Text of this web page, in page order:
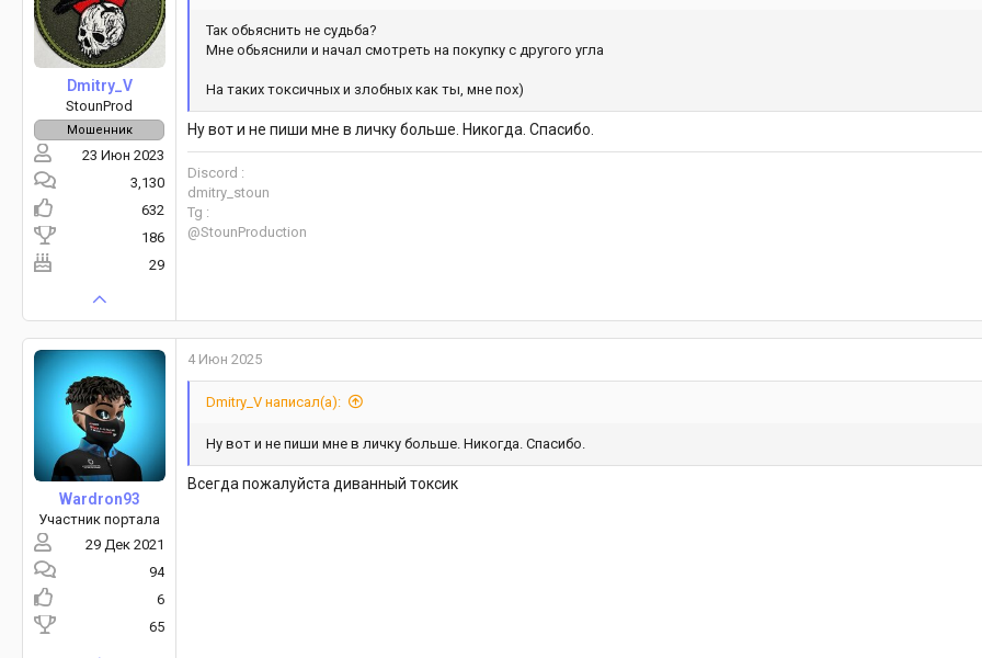
Dmitry_V
StounProd
Мошенник
23 Июн 2023
3,130
632
186
29
Так обьяснить не судьба?
Мне обьяснили и начал смотреть на покупку с другого угла
На таких токсичных и злобных как ты, мне пох)
Ну вот и не пиши мне в личку больше. Никогда. Спасибо.
Discord :
dmitry_stoun
Tg :
@StounProduction
Wardron93
Участник портала
29 Дек 2021
94
6
65
4 Июн 2025
Dmitry_V написал(а):
Ну вот и не пиши мне в личку больше. Никогда. Спасибо.
Всегда пожалуйста диванный токсик